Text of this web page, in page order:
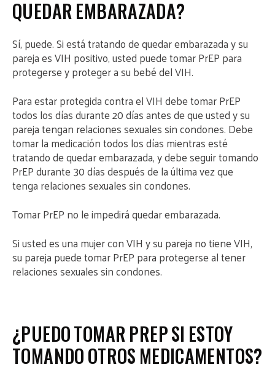
QUEDAR EMBARAZADA?
Sí, puede. Si está tratando de quedar embarazada y su
pareja es VIH positivo, usted puede tomar PrEP para
protegerse y proteger a su bebé del VIH.
Para estar protegida contra el VIH debe tomar PrEP
todos los días durante 20 días antes de que usted y su
pareja tengan relaciones sexuales sin condones. Debe
tomar la medicación todos los días mientras esté
tratando de quedar embarazada, y debe seguir tomando
PrEP durante 30 días después de la última vez que
tenga relaciones sexuales sin condones.
Tomar PrEP no le impedirá quedar embarazada.
Si usted es una mujer con VIH y su pareja no tiene VIH,
su pareja puede tomar PrEP para protegerse al tener
relaciones sexuales sin condones.
¿PUEDO TOMAR PREP SI ESTOY
TOMANDO OTROS MEDICAMENTOS?